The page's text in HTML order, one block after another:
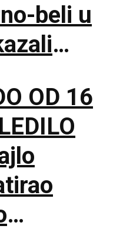
beli u
OD 16